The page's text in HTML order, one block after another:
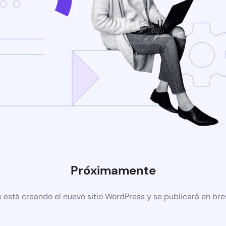
Próximamente
está creando el nuevo sitio WordPress y se publicará en